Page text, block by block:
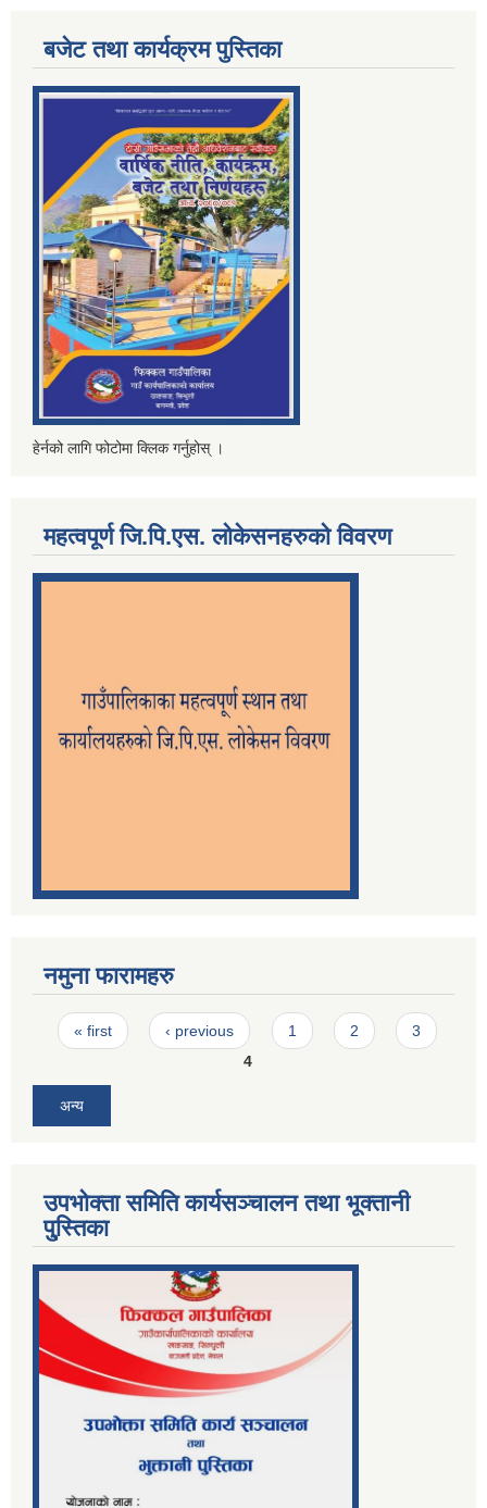
बजेट तथा कार्यक्रम पुस्तिका
हेर्नको लागि फोटोमा क्लिक गर्नुहोस् ।
महत्वपूर्ण जि.पि.एस. लोकेसनहरुको विवरण
नमुना फारामहरु
Pages
« first ‹ previous 1 2
3
4
अन्य
उपभोक्ता समिति कार्यसञ्चालन तथा भूक्तानी
पु्स्तिका